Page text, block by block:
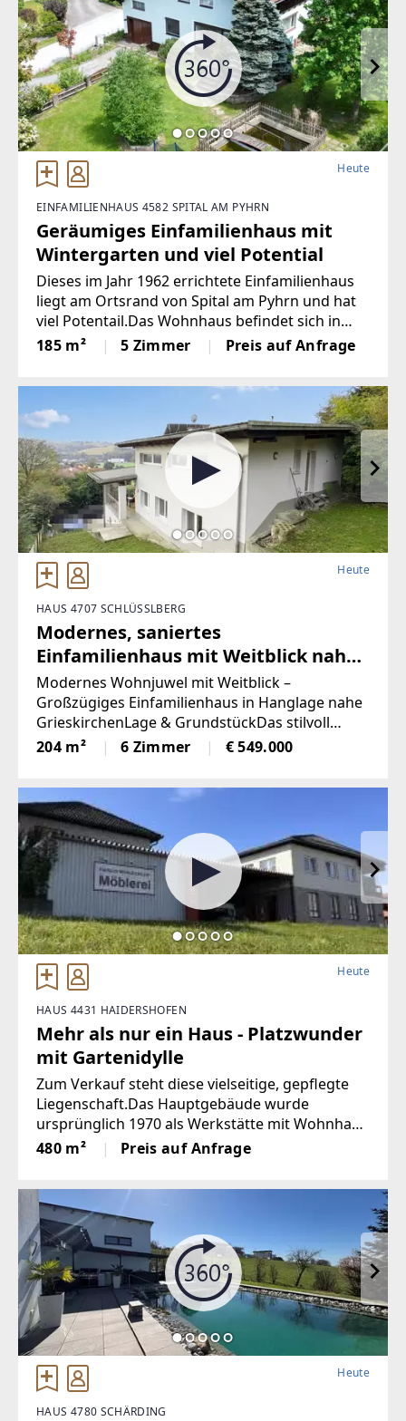
Heute
EINFAMILIENHAUS 4582 SPITAL AM PYHRN
Geräumiges Einfamilienhaus mit
Wintergarten und viel Potential
Dieses im Jahr 1962 errichtete Einfamilienhaus
liegt am Ortsrand von Spital am Pyhrn und hat
viel Potentail.Das Wohnhaus befindet sich in
einer attraktiven Wohngegend in unmittelbarer
Nähe zum Ortszentrum Spital am Pyhrn mit
185 m² 5 Zimmer Preis auf Anfrage
Heute
HAUS 4707 SCHLÜSSLBERG
Modernes, saniertes
Einfamilienhaus mit Weitblick nahe
Grieskirchen
Modernes Wohnjuwel mit Weitblick –
Großzügiges Einfamilienhaus in Hanglage nahe
GrieskirchenLage & GrundstückDas stilvoll
sanierte Einfamilienhaus präsentiert sich als
204 m² 6 Zimmer € 549.000
Heute
HAUS 4431 HAIDERSHOFEN
Mehr als nur ein Haus - Platzwunder
mit Gartenidylle
Zum Verkauf steht diese vielseitige, gepflegte
Liegenschaft.Das Hauptgebäude wurde
ursprünglich 1970 als Werkstätte mit Wohnhaus
errichtet und in den Jahren 1980 erweitert sowie
2000 weiter umgebaut. Das Gebäude wurde
480 m² Preis auf Anfrage
Heute
HAUS 4780 SCHÄRDING